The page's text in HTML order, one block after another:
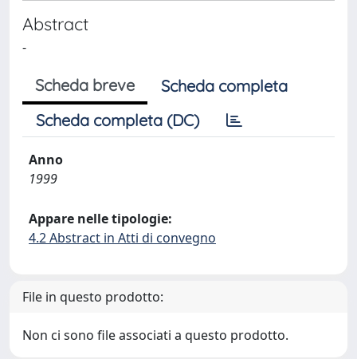
Abstract
-
Scheda breve
Scheda completa
Scheda completa (DC)
Anno
1999
Appare nelle tipologie:
4.2 Abstract in Atti di convegno
File in questo prodotto:
Non ci sono file associati a questo prodotto.